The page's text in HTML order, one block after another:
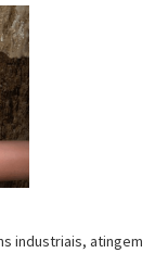
industriais, atingem